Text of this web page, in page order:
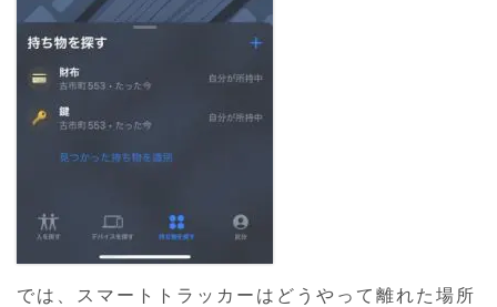
では、スマートトラッカーはどうやって離れた場所